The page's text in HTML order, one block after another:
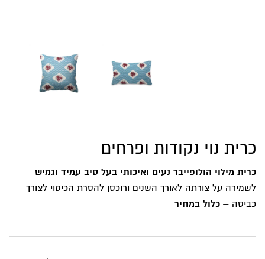
כרית נוי נקודות ופרחים
כרית מילוי הולופייבר נעים ואיכותי בעל סיב עמיד וגמיש
לשמירה על צורתה לאורך השנים ורוכסן להסרת הכיסוי לצורך
כביסה – כלול במחיר